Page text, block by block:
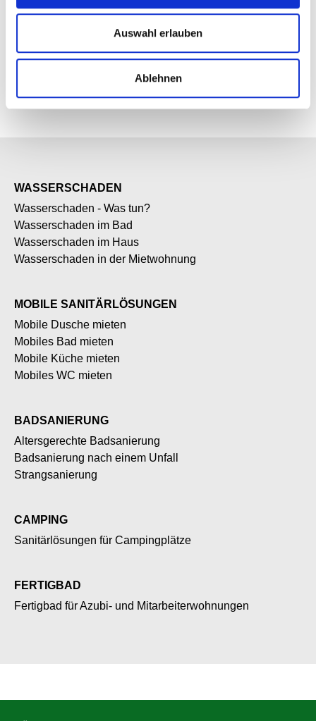
Auswahl erlauben
Ablehnen
Wellnessbereich
Gartenhütte
Wochenenhaus
WASSERSCHADEN
Wasserschaden - Was tun?
Wasserschaden im Bad
Wasserschaden im Haus
Wasserschaden in der Mietwohnung
MOBILE SANITÄRLÖSUNGEN
Mobile Dusche mieten
Mobiles Bad mieten
Mobile Küche mieten
Mobiles WC mieten
BADSANIERUNG
Altersgerechte Badsanierung
Badsanierung nach einem Unfall
Strangsanierung
CAMPING
Sanitärlösungen für Campingplätze
FERTIGBAD
Fertigbad für Azubi- und Mitarbeiterwohnungen